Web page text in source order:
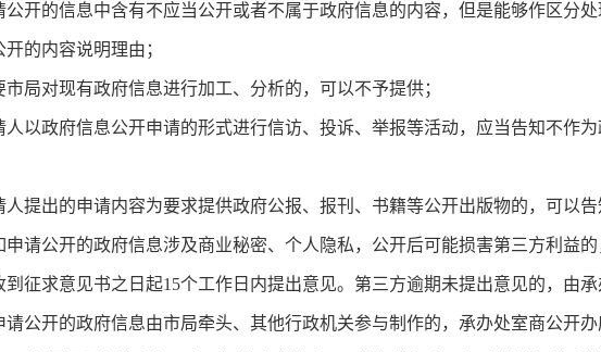
的信息中含有不应当公开或者不属于政府信息的内容，但是能够作区分处
的内容说明理由；
对现有政府信息进行加工、分析的，可以不予提供；
政府信息公开申请的形式进行信访、投诉、举报等活动，应当告知不作为
出的申请内容为要求提供政府公报、报刊、书籍等公开出版物的，可以告
公开的政府信息涉及商业秘密、个人隐私，公开后可能损害第三方利益的
到征求意见书之日起15个工作日内提出意见。第三方逾期未提出意见的，由
开的政府信息由市局牵头、其他行政机关参与制作的，承办处室商公开办